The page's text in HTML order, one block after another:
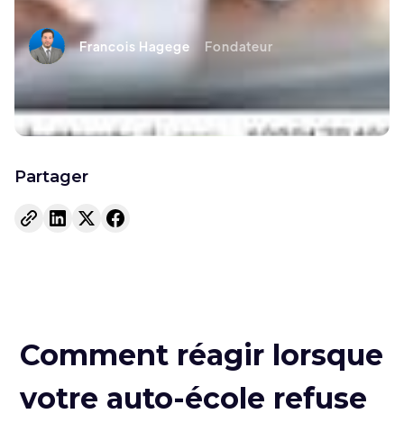
Francois Hagege Fondateur
Partager
Comment réagir lorsque
votre auto-école refuse